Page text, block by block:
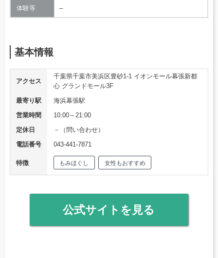
体験等 –
基本情報
アクセス
千葉県千葉市美浜区豊砂1-1 イオンモール幕張新都
心 グランドモール3F
最寄り駅
海浜幕張駅
営業時間
10:00～21:00
定休日
－（問い合わせ）
電話番号
043-441-7871
特徴 もみほぐし 女性もおすすめ
公式サイトを見る